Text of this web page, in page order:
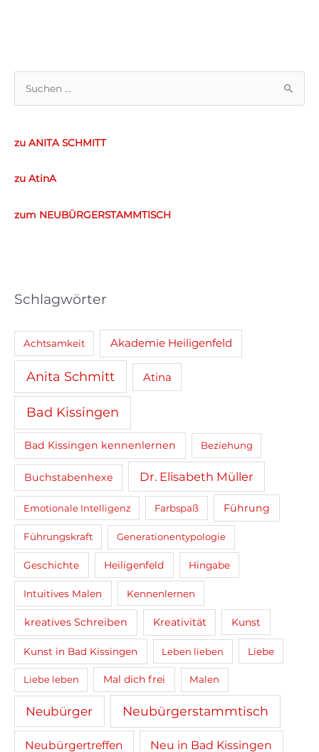
h
zu ANITA SCHMITT
zu AtinA
zum NEUBÜRGERSTAMMTISCH
Schlagwörter
Achtsamkeit Akademie Heiligenfeld
Anita Schmitt Atina
Bad Kissingen
Bad Kissingen kennenlernen Beziehung
Buchstabenhexe Dr. Elisabeth Müller
Emotionale Intelligenz Farbspaß Führung
Führungskraft Generationentypologie
Geschichte Heiligenfeld Hingabe
Intuitives Malen Kennenlernen
kreatives Schreiben Kreativität Kunst
Kunst in Bad Kissingen Leben lieben Liebe
Liebe leben Mal dich frei Malen
Neubürger Neubürgerstammtisch
Neubürgertreffen Neu in Bad Kissingen